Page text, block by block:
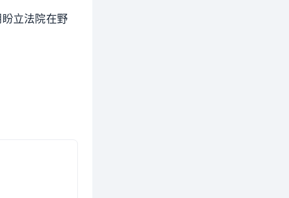
立法院在野